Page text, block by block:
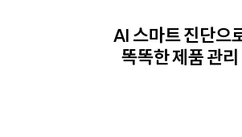
AI 스마트 진단으
똑똑한 제품 관리